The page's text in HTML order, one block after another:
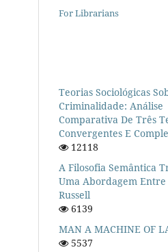
For Librarians
Teorias Sociológicas
Criminalidade: Análise
Comparativa De Três
Convergentes E
12118
A Filosofia Semântica
Uma Abordagem Entre
Russell
6139
MAN A MACHINE OF
5537